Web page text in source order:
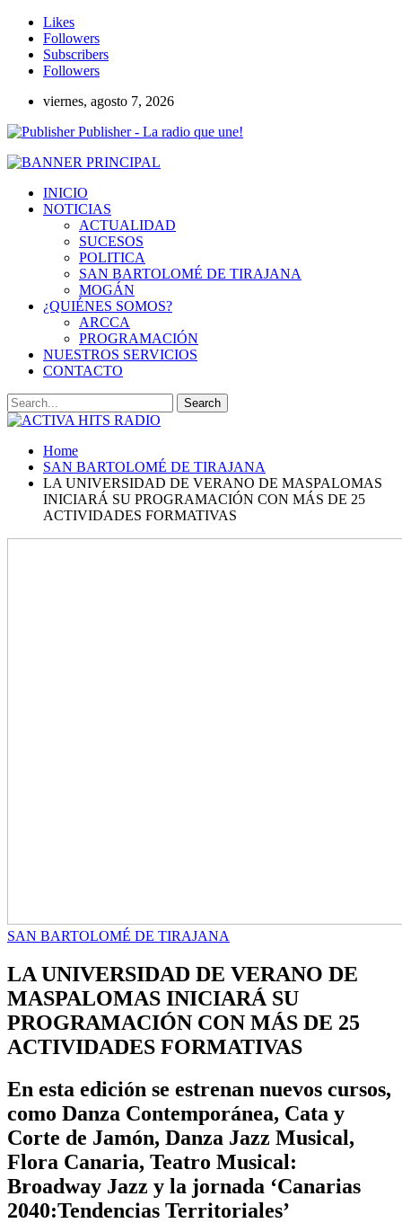
Likes
Followers
Subscribers
Followers
viernes, agosto 7, 2026
Publisher - La radio que une!
INICIO
NOTICIAS
ACTUALIDAD
SUCESOS
POLITICA
SAN BARTOLOMÉ DE TIRAJANA
MOGÁN
¿QUIÉNES SOMOS?
ARCCA
PROGRAMACIÓN
NUESTROS SERVICIOS
CONTACTO
Home
SAN BARTOLOMÉ DE TIRAJANA
LA UNIVERSIDAD DE VERANO DE MASPALOMAS
INICIARÁ SU PROGRAMACIÓN CON MÁS DE 25
ACTIVIDADES FORMATIVAS
SAN BARTOLOMÉ DE TIRAJANA
LA UNIVERSIDAD DE VERANO DE
MASPALOMAS INICIARÁ SU
PROGRAMACIÓN CON MÁS DE 25
ACTIVIDADES FORMATIVAS
En esta edición se estrenan nuevos cursos,
como Danza Contemporánea, Cata y
Corte de Jamón, Danza Jazz Musical,
Flora Canaria, Teatro Musical:
Broadway Jazz y la jornada ‘Canarias
2040:Tendencias Territoriales’